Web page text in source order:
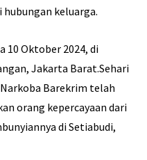
keluarga.
10 Oktober 2024, di
Jakarta Barat.Sehari
Barekrim telah
orang kepercayaan dari
di Setiabudi,